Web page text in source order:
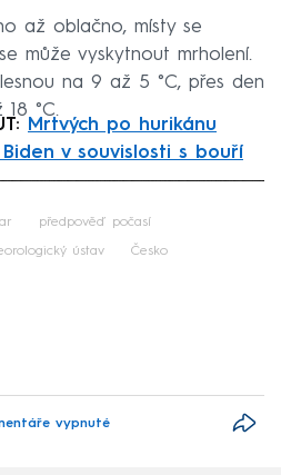
až oblačno, místy se
může vyskytnout mrholení.
na 9 až 5 °C, přes den
°C.
Mrtvých po hurikánu
v souvislosti s bouří
předpověď počasí
ústav Česko
vypnuté